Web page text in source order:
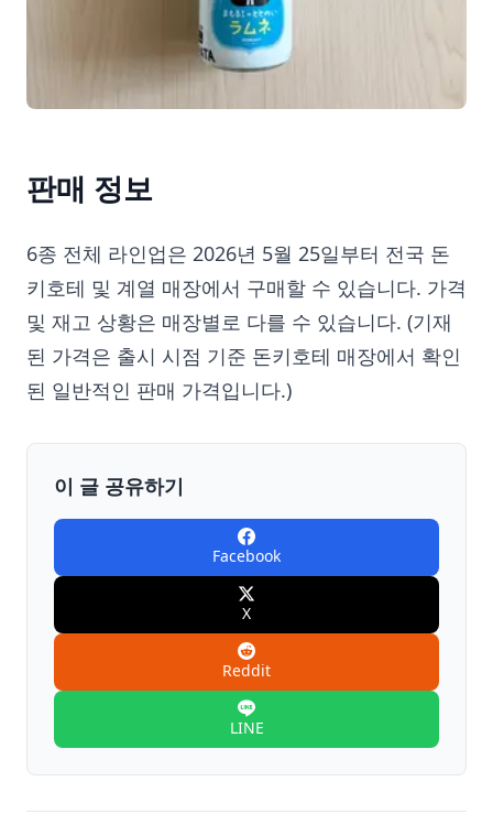
판매 정보
6종 전체 라인업은 2026년 5월 25일부터 전국 돈
키호테 및 계열 매장에서 구매할 수 있습니다. 가격
및 재고 상황은 매장별로 다를 수 있습니다. (기재
된 가격은 출시 시점 기준 돈키호테 매장에서 확인
된 일반적인 판매 가격입니다.)
이 글 공유하기
Facebook
X
Reddit
LINE